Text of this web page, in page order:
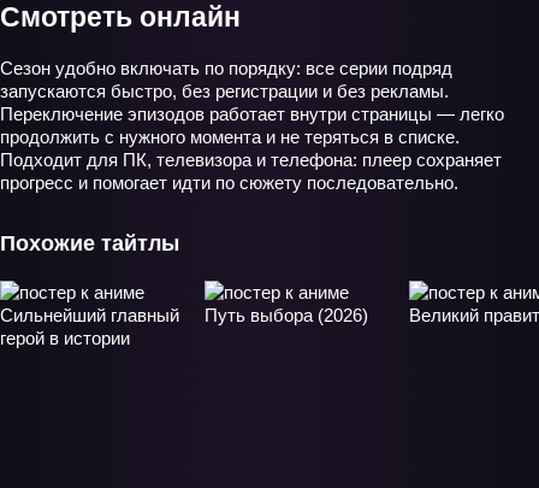
Смотреть онлайн
Сезон удобно включать по порядку: все серии подряд
запускаются быстро, без регистрации и без рекламы.
Переключение эпизодов работает внутри страницы — легко
продолжить с нужного момента и не теряться в списке.
Подходит для ПК, телевизора и телефона: плеер сохраняет
прогресс и помогает идти по сюжету последовательно.
Похожие тайтлы